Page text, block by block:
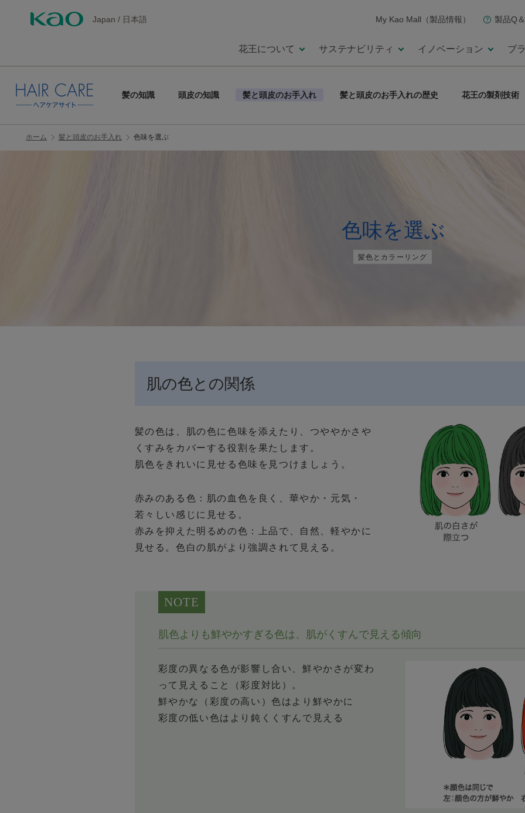
Japan / 日本語 My Kao Mall（製品情報） 製品Q
花王について サステナビリティ イノベーション ブ
髪の知識 頭皮の知識 髪と頭皮のお手入れ 髪と頭皮のお手入れの歴史 花王の製剤技術
ホーム 髪と頭皮のお手入れ 色味を選ぶ
色味を選ぶ
髪色とカラーリング
肌の色との関係
髪の色は、肌の色に色味を添えたり、つややかさや
くすみをカバーする役割を果たします。
肌色をきれいに見せる色味を見つけましょう。
赤みのある色：肌の血色を良く、華やか・元気・
若々しい感じに見せる。
赤みを抑えた明るめの色：上品で、自然、軽やかに
見せる。色白の肌がより強調されて見える。
NOTE
肌色よりも鮮やかすぎる色は、肌がくすんで見える傾向
彩度の異なる色が影響し合い、鮮やかさが変わ
って見えること（彩度対比）。
鮮やかな（彩度の高い）色はより鮮やかに
彩度の低い色はより鈍くくすんで見える